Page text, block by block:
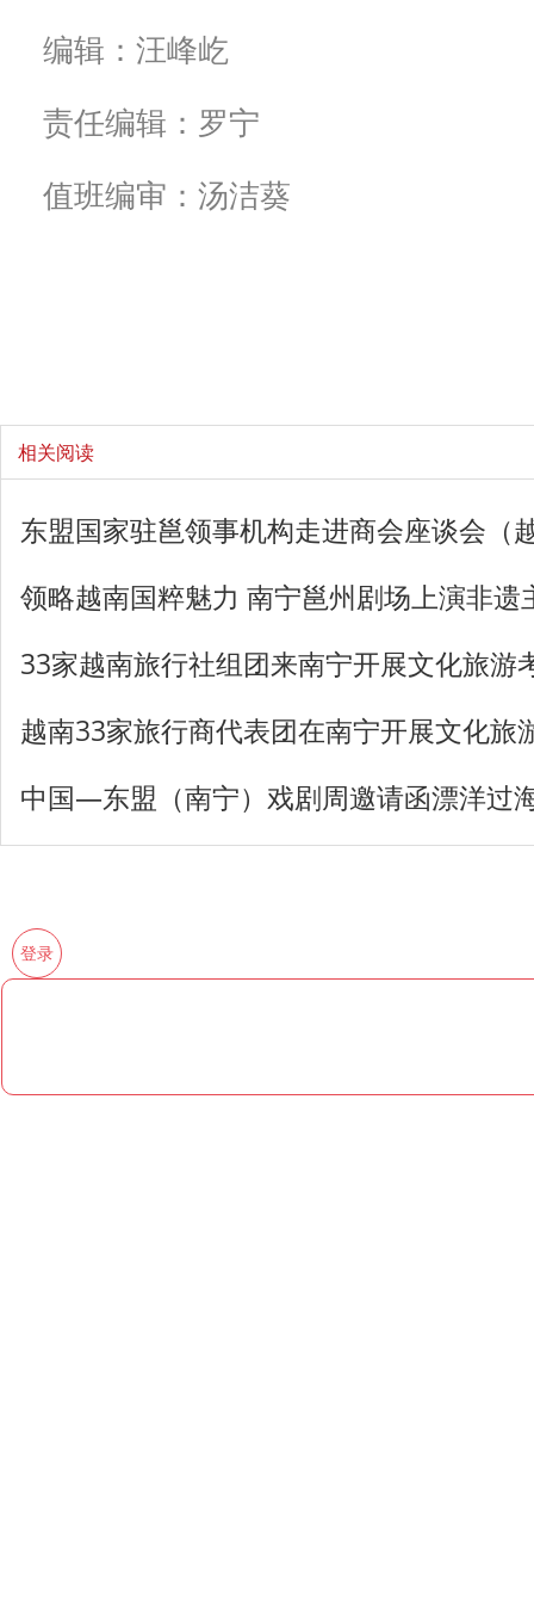
编辑：汪峰屹
责任编辑：罗宁
值班编审：汤洁葵
相关阅读
东盟国家驻邕领事机构走进商会座谈会（
领略越南国粹魅力 南宁邕州剧场上演非遗
33家越南旅行社组团来南宁开展文化旅游
越南33家旅行商代表团在南宁开展文化旅
中国—东盟（南宁）戏剧周邀请函漂洋过
登录